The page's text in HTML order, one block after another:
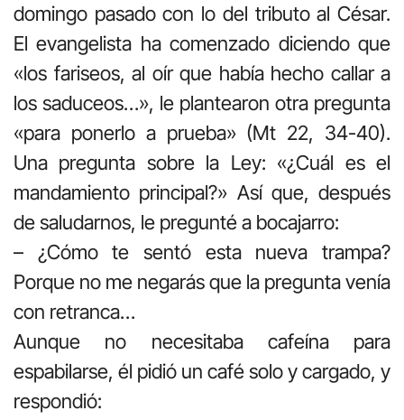
domingo pasado con lo del tributo al César.
El evangelista ha comenzado diciendo que
«los fariseos, al oír que había hecho callar a
los saduceos…», le plantearon otra pregunta
«para ponerlo a prueba» (Mt 22, 34-40).
Una pregunta sobre la Ley: «¿Cuál es el
mandamiento principal?» Así que, después
de saludarnos, le pregunté a bocajarro:
– ¿Cómo te sentó esta nueva trampa?
Porque no me negarás que la pregunta venía
con retranca…
Aunque no necesitaba cafeína para
espabilarse, él pidió un café solo y cargado, y
respondió: